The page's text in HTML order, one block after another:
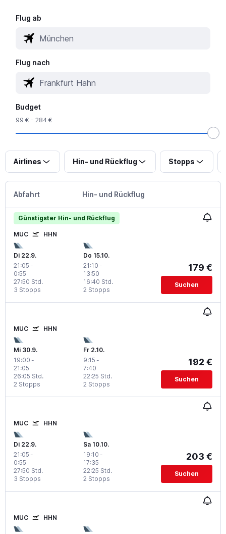
Flug ab
Flug nach
Budget
99 € - 284 €
Airlines Hin- und Rückflug Stopps
Abfahrt Hin- und Rückflug
Günstigster Hin- und Rückflug
MUC HHN
Di 22.9.
21:05 -
0:55
3 Stopps
27:50 Std.
Do 15.10.
21:10 -
13:50
2 Stopps
16:40 Std.
179 €
Suchen
MUC HHN
Mi 30.9.
19:00 -
21:05
2 Stopps
26:05 Std.
Fr 2.10.
9:15 -
7:40
2 Stopps
22:25 Std.
192 €
Suchen
MUC HHN
Di 22.9.
21:05 -
0:55
3 Stopps
27:50 Std.
Sa 10.10.
19:10 -
17:35
2 Stopps
22:25 Std.
203 €
Suchen
MUC HHN